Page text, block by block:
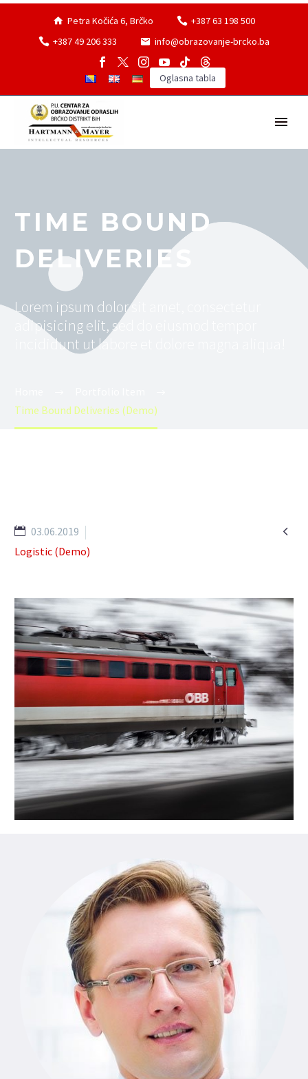
Petra Kočića 6, Brčko
+387 63 198 500
+387 49 206 333
info@obrazovanje-brcko.ba
Oglasna tabla
TIME BOUND
DELIVERIES
Lorem ipsum dolor sit amet, consectetur
adipisicing elit, sed do eiusmod tempor
incididunt ut labore et dolore magna aliqua!
Time Bound Deliveries (Demo)

03.06.2019
Logistic (Demo)